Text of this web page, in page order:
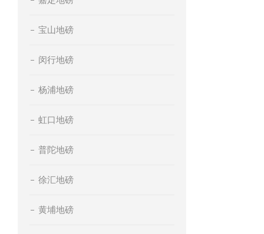
宝山地磅
闵行地磅
杨浦地磅
虹口地磅
普陀地磅
徐汇地磅
黄埔地磅